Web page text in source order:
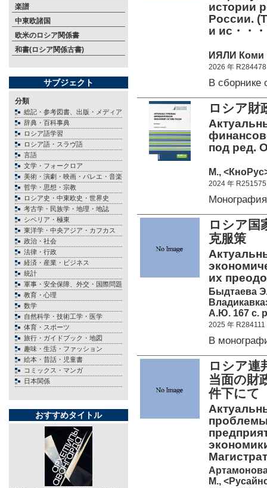
楽譜
中東欧諸国
欧米のロシア関係書
和書(ロシア関係古書)
サブジェクト
分類
総記・参考図書、出版・メディア
辞典・百科事典
ロシア語学習
ロシア語・スラヴ語
言語
文学・フォークロア
美術・演劇・映画・バレエ・音楽
哲学・思想・宗教
ロシア史・中東欧史・世界史
考古学・民族学・地理・地誌
シベリア・極東
東洋学・中央アジア・カフカス
政治・社会
法律・行政
経済・産業・ビジネス
統計
軍事・安全保障、外交・国際問題
教育・心理
数学
自然科学・技術工学・医学
体育・スポーツ
旅行・ガイドブック・地図
趣味・生活・ファッション
絵本・昔話・児童書
コミックス・マンガ
日本関係
おすすめタイトル
истории
России.
и ис・・・
ИЯЛИ Коми
2026 年 R284478
В сборнике
ロシア財
под ред.
М.,
2024 年 R251575
ロシア国
克服
их
Быдтаева
А.Ю. 167 c.
2025 年 R284111
В
ロシア連
当面の財
件下にて
М.,